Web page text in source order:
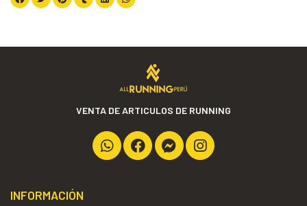
VENTA DE ARTICULOS DE RUNNING
INFORMACIÓN